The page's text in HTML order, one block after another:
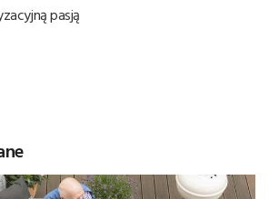
pasją